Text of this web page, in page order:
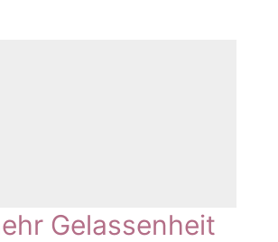
Gelassenheit